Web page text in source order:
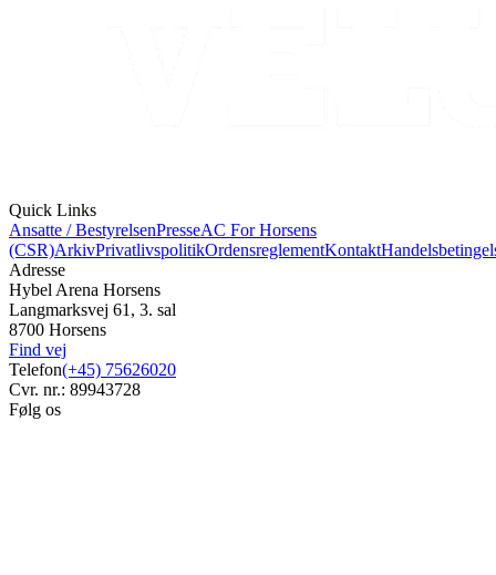
Quick Links
Ansatte / BestyrelsenPresseAC For Horsens
(CSR)ArkivPrivatlivspolitikOrdensreglementKontakt
Adresse
Hybel Arena Horsens
Langmarksvej 61, 3. sal
8700 Horsens
Find vej
Telefon(+45) 75626020
Cvr. nr.: 89943728
Følg os